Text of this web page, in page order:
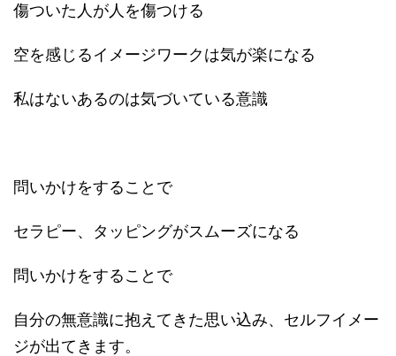
傷ついた人が人を傷つける
空を感じるイメージワークは気が楽になる
私はないあるのは気づいている意識
問いかけをすることで
セラピー、タッピングがスムーズになる
問いかけをすることで
自分の無意識に抱えてきた思い込み、セルフイメー
ジが出てきます。